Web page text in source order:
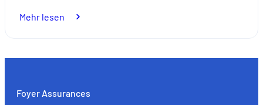
Mehr lesen
ESG-
Foyer Assurances